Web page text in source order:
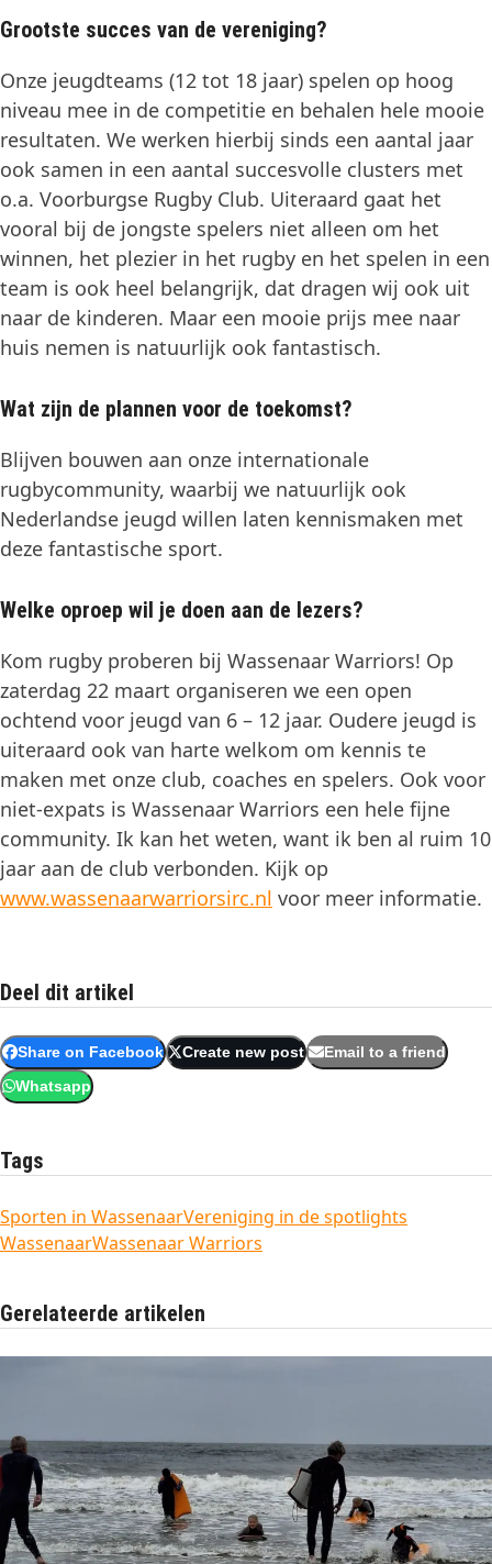
Grootste succes van de vereniging?
Onze jeugdteams (12 tot 18 jaar) spelen op hoog
niveau mee in de competitie en behalen hele mooie
resultaten. We werken hierbij sinds een aantal jaar
ook samen in een aantal succesvolle clusters met
o.a. Voorburgse Rugby Club. Uiteraard gaat het
vooral bij de jongste spelers niet alleen om het
winnen, het plezier in het rugby en het spelen in een
team is ook heel belangrijk, dat dragen wij ook uit
naar de kinderen. Maar een mooie prijs mee naar
huis nemen is natuurlijk ook fantastisch.
Wat zijn de plannen voor de toekomst?
Blijven bouwen aan onze internationale
rugbycommunity, waarbij we natuurlijk ook
Nederlandse jeugd willen laten kennismaken met
deze fantastische sport.
Welke oproep wil je doen aan de lezers?
Kom rugby proberen bij Wassenaar Warriors! Op
zaterdag 22 maart organiseren we een open
ochtend voor jeugd van 6 – 12 jaar. Oudere jeugd is
uiteraard ook van harte welkom om kennis te
maken met onze club, coaches en spelers. Ook voor
niet-expats is Wassenaar Warriors een hele fijne
community. Ik kan het weten, want ik ben al ruim 10
jaar aan de club verbonden. Kijk op
www.wassenaarwarriorsirc.nl voor meer informatie.
Deel dit artikel
Share on Facebook Create new post Email to a friend
Whatsapp
Tags
Sporten in WassenaarVereniging in de spotlights
WassenaarWassenaar Warriors
Gerelateerde artikelen